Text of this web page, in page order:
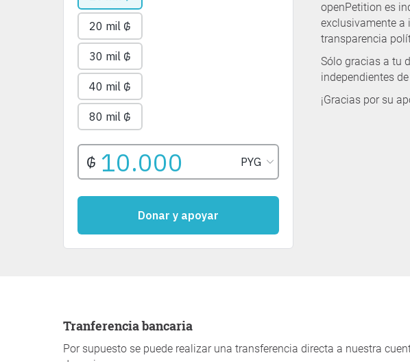
openPetition es
exclusivamente a
transparencia
Sólo gracias a tu
independientes
¡Gracias por su
Tranferencia bancaria
Por supuesto se puede realizar una transferencia directa a nuestra